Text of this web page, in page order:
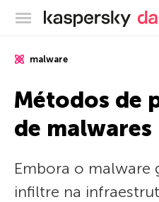
malware
Métodos de
de malwares
Embora o malware
infiltre na